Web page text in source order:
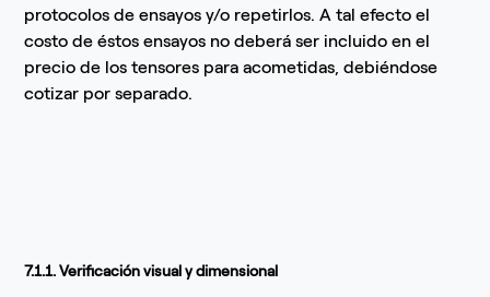
protocolos de ensayos y/o repetirlos. A tal efecto el
costo de éstos ensayos no deberá ser incluido en el
precio de los tensores para acometidas, debiéndose
cotizar por separado.
7.1.1. Verificación visual y dimensional